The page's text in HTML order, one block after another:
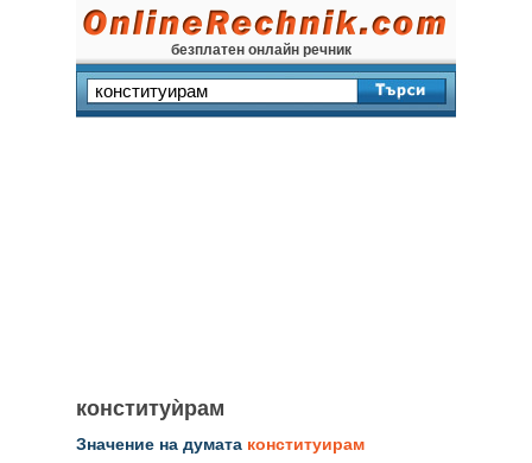
безплатен онлайн речник
конституѝрам
Значение на думата конституирам